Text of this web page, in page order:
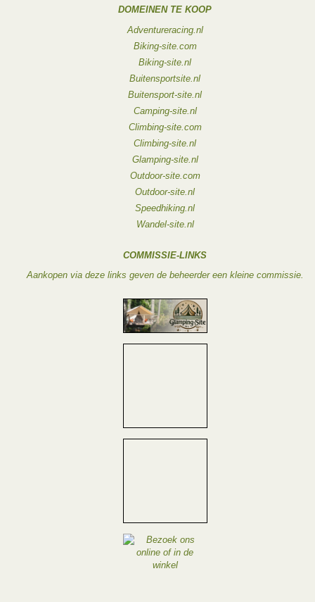
DOMEINEN TE KOOP
Adventureracing.nl
Biking-site.com
Biking-site.nl
Buitensportsite.nl
Buitensport-site.nl
Camping-site.nl
Climbing-site.com
Climbing-site.nl
Glamping-site.nl
Outdoor-site.com
Outdoor-site.nl
Speedhiking.nl
Wandel-site.nl
COMMISSIE-LINKS
Aankopen via deze links geven de beheerder een kleine commissie.